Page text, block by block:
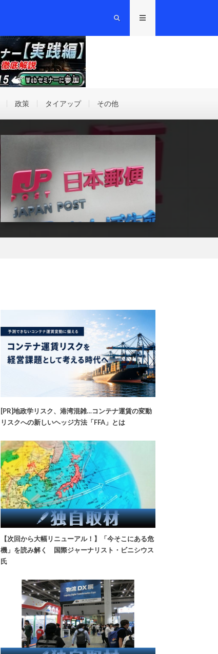
政策 タイアップ その他
[PR]地政学リスク、港湾混雑…コンテナ運賃の変動
リスクへの新しいヘッジ方法「FFA」とは
【次回から大幅リニューアル！】「今そこにある危
機」を読み解く 国際ジャーナリスト・ビニシウス
氏